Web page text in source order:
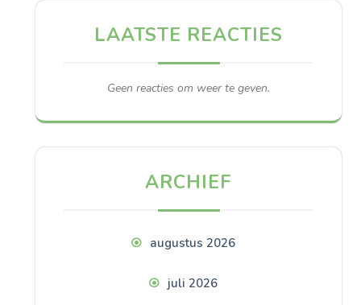
LAATSTE REACTIES
Geen reacties om weer te geven.
ARCHIEF
augustus 2026
juli 2026